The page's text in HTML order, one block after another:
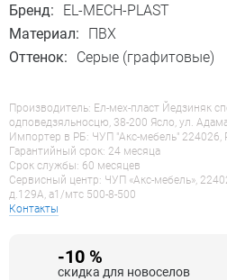
Бренд:
EL-MECH-PLAST
Материал:
ПВХ
Оттенок:
Серые (графитовые)
Производитель: Ел-мех-пласт Йедзиняк
одповедзяльносцю, 38-200 Ясло, ул.
Импортер в РБ: ЧУП "Акс-мебель" 224026,
Гарантийный срок: 24 месяца
Срок службы: 60 месяцев
Сервисный центр: ЧУП «Акс-мебель»,
д.129А, a1/мтс 500-8-500
Контакты
-10 %
скидка для новоселов